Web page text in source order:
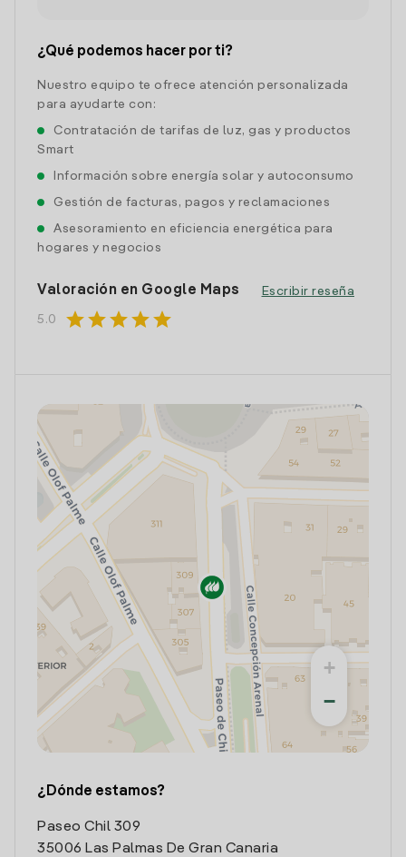
¿Qué podemos hacer por ti?
Nuestro equipo te ofrece atención personalizada
para ayudarte con:
Contratación de tarifas de luz, gas y productos
Smart
Información sobre energía solar y autoconsumo
Gestión de facturas, pagos y reclamaciones
Asesoramiento en eficiencia energética para
hogares y negocios
Valoración en Google Maps
5.0 starstarstarstarstar
Escribir reseña
+
−
¿Dónde estamos?
Paseo Chil 309
35006 Las Palmas De Gran Canaria